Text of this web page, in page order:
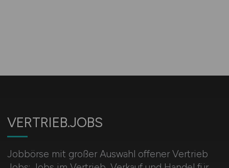
VERTRIEB.JOBS
Jobbörse mit großer Auswahl offener Vertrieb